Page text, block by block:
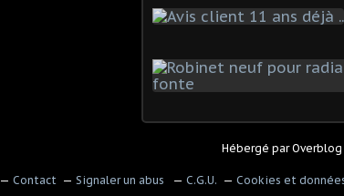
Hébergé parOverblog
Contact Signaler un abus C.G.U. Cookies et